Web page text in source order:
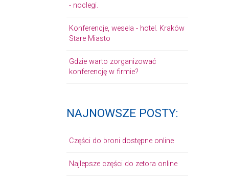
- noclegi.
Konferencje, wesela - hotel. Kraków
Stare Miasto
Gdzie warto zorganizować
konferencję w firmie?
NAJNOWSZE POSTY:
Części do broni dostępne online
Najlepsze części do zetora online